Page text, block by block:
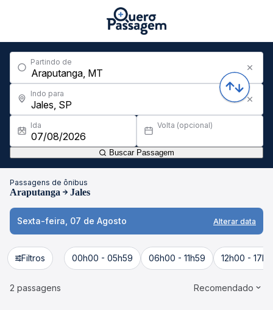
Partindo de
Indo para
Ida Volta (opcional)
Buscar Passagem
Passagens de ônibus
Araputanga Jales
Sexta-feira, 07 de Agosto Alterar data
Filtros 00h00 - 05h59 06h00 - 11h59 12h00 -
2 passagens Recomendado